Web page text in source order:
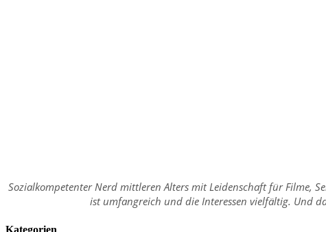
Sozialkompetenter Nerd mittleren Alters mit Leidenschaft für Filme,
ist umfangreich und die Interessen vielfältig. Und
Kategorien